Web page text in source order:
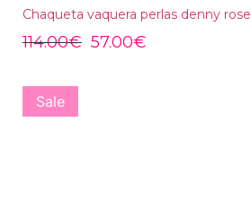
Chaqueta vaquera perlas denny rose
114.00€ 57.00€
Sale